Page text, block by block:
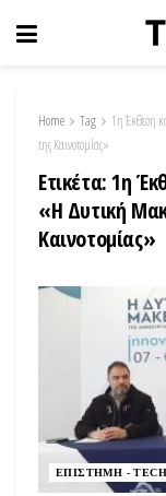
Home Tag
1η Έκθεση
της Καινοτομίας»
Ετικέτα:1η
«Η Δυτική
Καινοτομίας»
ΕΠΙΣΤΗΜΗ - TECH